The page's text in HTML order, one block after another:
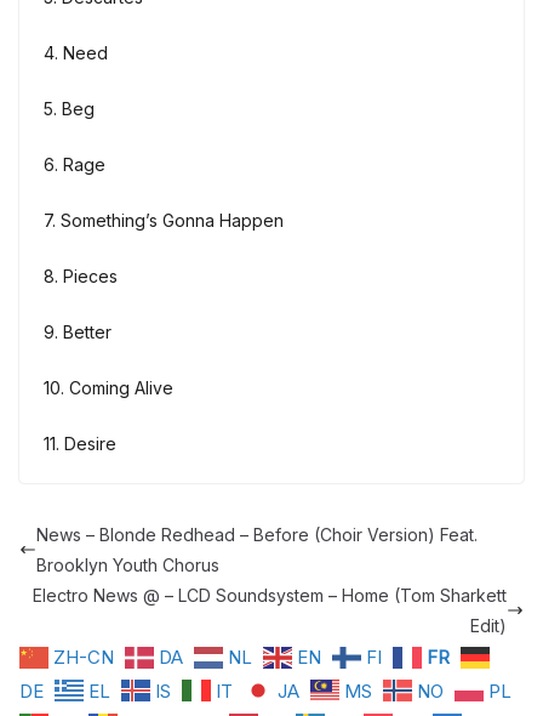
4. Need
5. Beg
6. Rage
7. Something’s Gonna Happen
8. Pieces
9. Better
10. Coming Alive
11. Desire
News – Blonde Redhead – Before (Choir Version) Feat.
Brooklyn Youth Chorus
Electro News @ – LCD Soundsystem – Home (Tom Sharkett
Edit)
ZH-CN DA NL EN FI
FR
DE
EL IS IT JA MS NO
PL